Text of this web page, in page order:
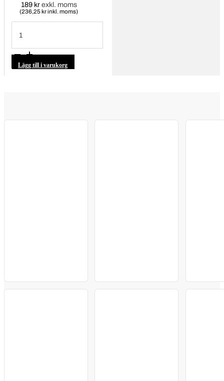
189 kr exkl. moms
(236,25 kr inkl. moms)
Skydd
monteringshuvud
220738
Lägg till i varukorg